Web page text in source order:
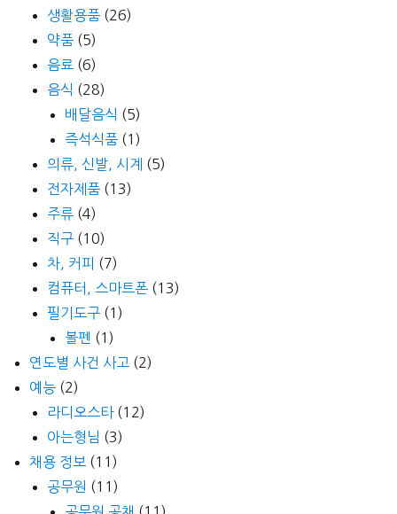
생활용품 (26)
약품 (5)
음료 (6)
음식 (28)
배달음식 (5)
즉석식품 (1)
의류, 신발, 시계 (5)
전자제품 (13)
주류 (4)
직구 (10)
차, 커피 (7)
컴퓨터, 스마트폰 (13)
필기도구 (1)
볼펜 (1)
연도별 사건 사고 (2)
예능 (2)
라디오스타(12)
아는형님 (3)
채용 정보 (11)
공무원 (11)
공무원 공채 (11)